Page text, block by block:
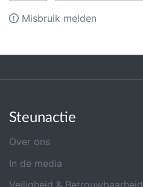
Misbruik melden
Steunactie
Over ons
In de media
Veiligheid & Betrouwbaarheid